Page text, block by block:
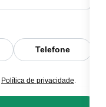
Telefone
Política de privacidade.